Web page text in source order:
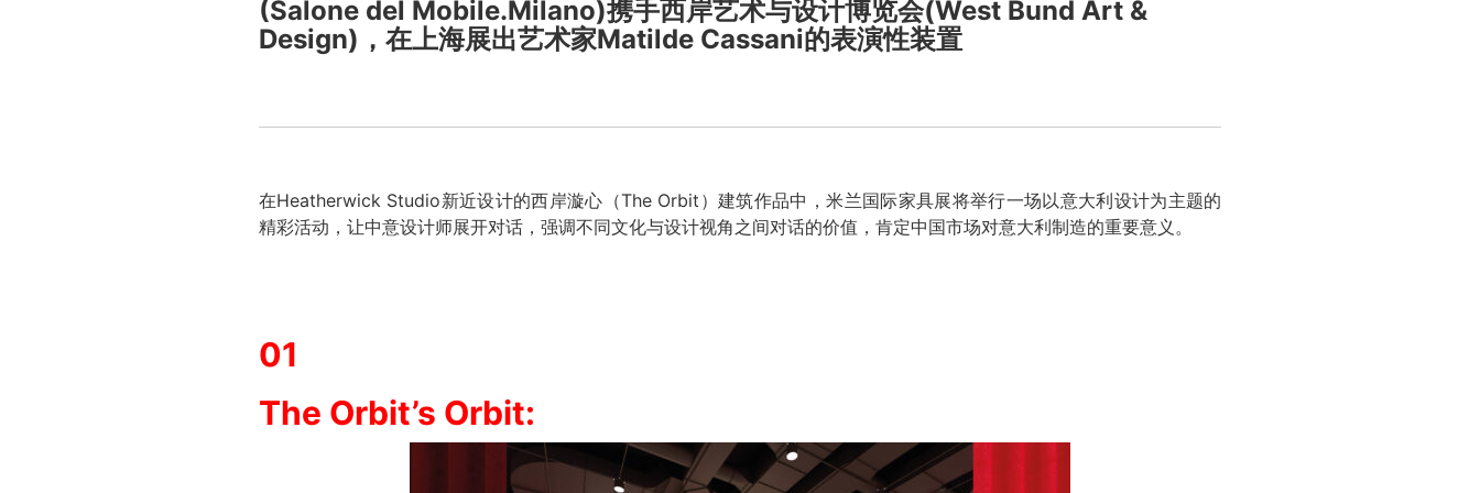
(Salone del Mobile.Milano)携手西岸艺术与设计博览会(West Bund Art &
Design)，在上海展出艺术家Matilde Cassani的表演性装置
在Heatherwick Studio新近设计的西岸漩心（The Orbit）建筑作品中，米兰国际家具展将举行一场以意大利设计为主题的
精彩活动，让中意设计师展开对话，强调不同文化与设计视角之间对话的价值，肯定中国市场对意大利制造的重要意义。
01
The Orbit’s Orbit: